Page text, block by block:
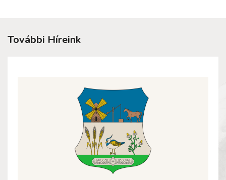
További Híreink